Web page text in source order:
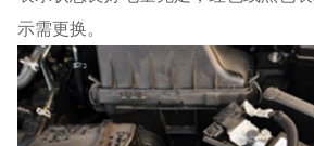
示需更换。